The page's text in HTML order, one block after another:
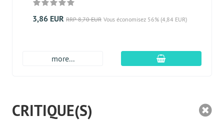
3,86 EUR RRP 8,70 EUR Vous économisez 56% (4,84 EUR)
more... Ajouter au panier
CRITIQUE(S)